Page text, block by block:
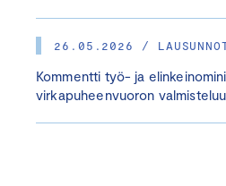
26.05.2026 /
Kommentti työ- ja
virkapuheenvuoron